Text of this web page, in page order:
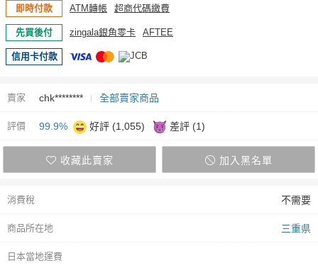
即時付款 ATM轉帳 超商代碼繳費
先買後付 zingala銀角零卡 AFTEE
信用卡付款
賣家 chk******** 全部賣家商品
評價 99.9% 好評 (1,055) 差評 (1)
收藏此賣家 加入黑名單
消費稅 不需要
商品所在地 三重県
日本當地運費